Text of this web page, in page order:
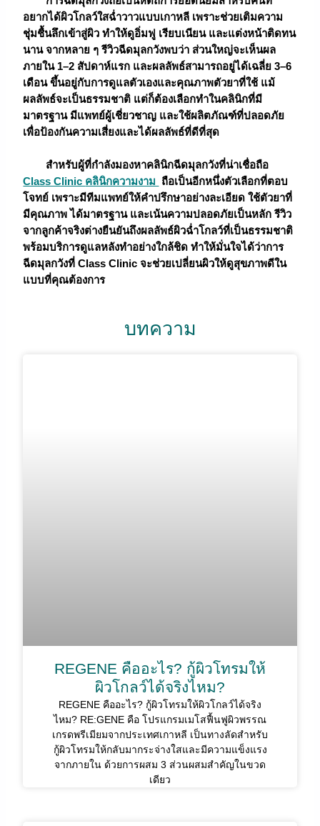
อยากได้ผิวโกลว์ใสฉ่ำวาวแบบเกาหลี เพราะช่วยเติมความ
ชุ่มชื้นลึกเข้าสู่ผิว ทำให้ดูอิ่มฟู เรียบเนียน และแต่งหน้าติดทน
นาน จากหลาย ๆ รีวิวฉีดมุลกวังพบว่า ส่วนใหญ่จะเห็นผล
ภายใน 1–2 สัปดาห์แรก และผลลัพธ์สามารถอยู่ได้เฉลี่ย 3–6
เดือน ขึ้นอยู่กับการดูแลตัวเองและคุณภาพตัวยาที่ใช้ แม้
ผลลัพธ์จะเป็นธรรมชาติ แต่ก็ต้องเลือกทำในคลินิกที่มี
มาตรฐาน มีแพทย์ผู้เชี่ยวชาญ และใช้ผลิตภัณฑ์ที่ปลอดภัย
เพื่อป้องกันความเสี่ยงและได้ผลลัพธ์ที่ดีที่สุด
สำหรับผู้ที่กำลังมองหาคลินิกฉีดมุลกวังที่น่าเชื่อถือ
Class Clinic คลินิกความงาม ถือเป็นอีกหนึ่งตัวเลือกที่ตอบ
โจทย์ เพราะมีทีมแพทย์ให้คำปรึกษาอย่างละเอียด ใช้ตัวยาที่
มีคุณภาพ ได้มาตรฐาน และเน้นความปลอดภัยเป็นหลัก รีวิว
จากลูกค้าจริงต่างยืนยันถึงผลลัพธ์ผิวฉ่ำโกลว์ที่เป็นธรรมชาติ
พร้อมบริการดูแลหลังทำอย่างใกล้ชิด ทำให้มั่นใจได้ว่าการ
ฉีดมุลกวังที่ Class Clinic จะช่วยเปลี่ยนผิวให้ดูสุขภาพดีใน
แบบที่คุณต้องการ
บทความ
REGENE คืออะไร? กู้ผิวโทรมให้
ผิวโกลว์ได้จริงไหม?
REGENE คืออะไร? กู้ผิวโทรมให้ผิวโกลว์ได้จริง
ไหม? RE:GENE คือ โปรแกรมเมโสฟื้นฟูผิวพรรณ
เกรดพรีเมียมจากประเทศเกาหลี เป็นทางลัดสำหรับ
กู้ผิวโทรมให้กลับมากระจ่างใสและมีความแข็งแรง
จากภายใน ด้วยการผสม 3 ส่วนผสมสำคัญในขวด
เดียว